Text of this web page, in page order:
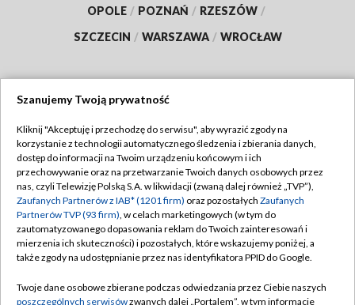
OPOLE / POZNAŃ / RZESZÓW /
SZCZECIN / WARSZAWA / WROCŁAW
TVP
Abonament TVP
Emisja w TVP
Centrum informacji TVP
Naziemna Telewizja Cyfrowa
Rada Programowa
Regulamin TVP
Polityka prywatności
Moje zgody
Pomoc
Szanujemy Twoją prywatność
Kliknij "Akceptuję i przechodzę do serwisu", aby wyrazić zgody na
korzystanie z technologii automatycznego śledzenia i zbierania danych,
dostęp do informacji na Twoim urządzeniu końcowym i ich
przechowywanie oraz na przetwarzanie Twoich danych osobowych przez
nas, czyli Telewizję Polską S.A. w likwidacji (zwaną dalej również „TVP”),
Zaufanych Partnerów z IAB* (1201 firm) oraz pozostałych Zaufanych
Partnerów TVP (93 firm), w celach marketingowych (w tym do
zautomatyzowanego dopasowania reklam do Twoich zainteresowań i
mierzenia ich skuteczności) i pozostałych, które wskazujemy poniżej, a
także zgody na udostępnianie przez nas identyfikatora PPID do Google.
Twoje dane osobowe zbierane podczas odwiedzania przez Ciebie naszych
poszczególnych serwisówzwanych dalej „Portalem”, w tym informacje